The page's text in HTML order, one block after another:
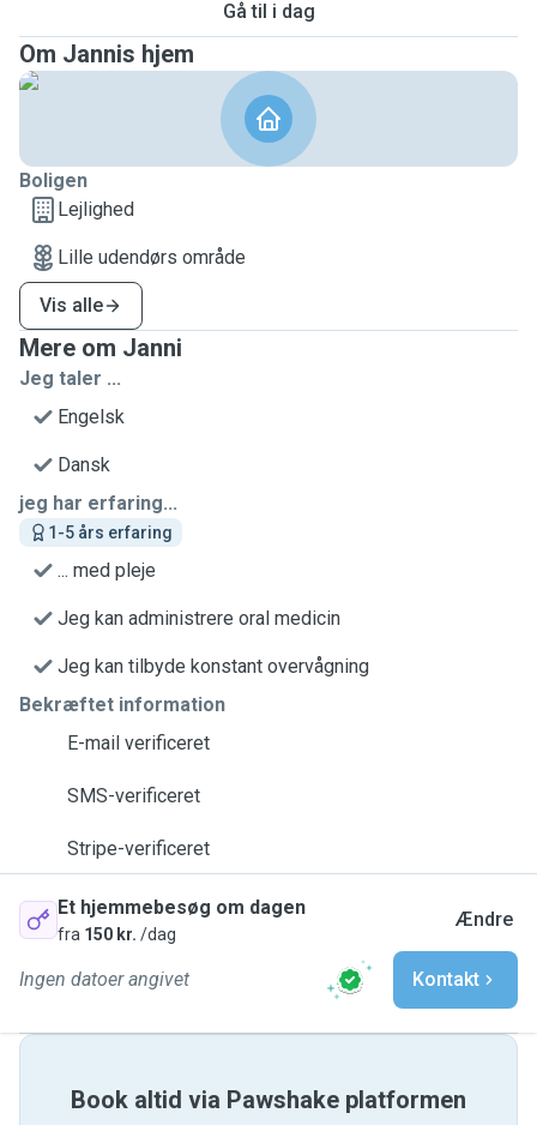
Gå til i dag
Om Jannis hjem
Boligen
Lejlighed
Lille udendørs område
Vis alle
Mere om Janni
Jeg taler ...
Engelsk
Dansk
jeg har erfaring...
1-5 års erfaring
... med pleje
Jeg kan administrere oral medicin
Jeg kan tilbyde konstant overvågning
Bekræftet information
E-mail verificeret
SMS-verificeret
Stripe-verificeret
Et hjemmebesøg om dagen
fra 150 kr. /dag
Ændre
Ingen datoer angivet Kontakt
Book altid via Pawshake platformen